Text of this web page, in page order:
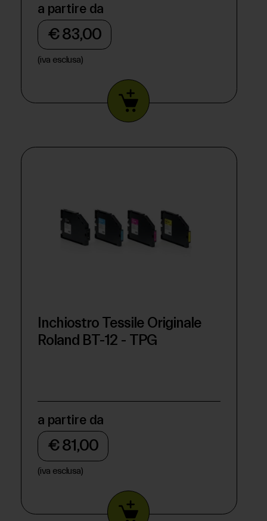
a partire da
€ 83,00
(iva esclusa)
Inchiostro Tessile Originale
Roland BT-12 - TPG
a partire da
€ 81,00
(iva esclusa)